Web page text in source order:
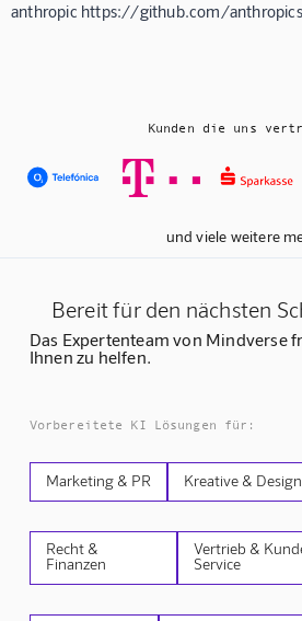
anthropic https://github.com/
Kunden die uns
und viele weitere
Bereit für den nächsten
Das Expertenteam von Mindverse
Ihnen zu helfen.
Vorbereitete KI Lösungen für:
Marketing & PR Kreative &
Recht &
Finanzen
Vertrieb &
Service